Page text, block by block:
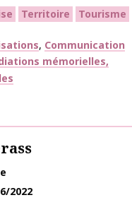
Territoire Tourisme
Communication
mémorielles,
2022